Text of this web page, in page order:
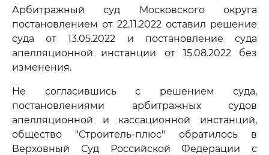
Арбитражный суд Московского округа
постановлением от 22.11.2022 оставил решение
суда от 13.05.2022 и постановление суда
апелляционной инстанции от 15.08.2022 без
изменения.
Не согласившись с решением суда,
постановлениями арбитражных судов
апелляционной и кассационной инстанций,
общество "Строитель-плюс" обратилось в
Верховный Суд Российской Федерации с